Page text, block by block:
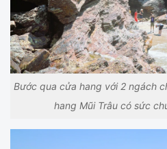
Bước qua cửa hang với 2 ngách
hang Mũi Trâu có sức